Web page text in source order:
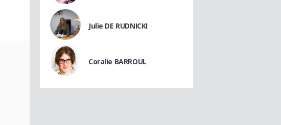
Julie DE RUDNICKI
Coralie BARROUL